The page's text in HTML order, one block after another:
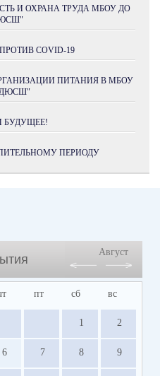
И ОХРАНА ТРУДА МБОУ ДО
COVID-19
ПИТАНИЯ В МБОУ
БУДУЩЕЕ!
ПЕРИОДУ
Август
пт сб вс
1 2
6 7 8 9